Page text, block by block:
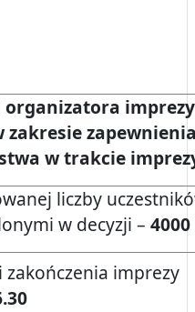
organizatora imprezy
zakresie
w trakcie
liczby
w decyzji – 4000
zakończenia imprezy